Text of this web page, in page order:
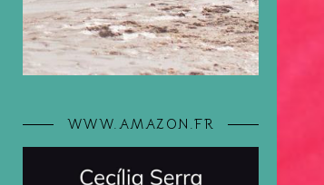
WWW.AMAZON.FR